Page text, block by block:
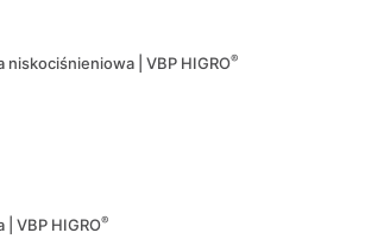
niskociśnieniowa | VBP HIGRO®
VBP HIGRO®